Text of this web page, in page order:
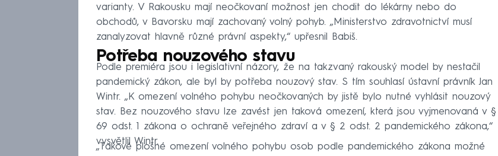
varianty. V Rakousku mají neočkovaní možnost jen chodit do lékárny nebo do
obchodů, v Bavorsku mají zachovaný volný pohyb. „Ministerstvo zdravotnictví musí
zanalyzovat hlavně různé právní aspekty,“ upřesnil Babiš.
Potřeba nouzového stavu
Podle premiéra jsou i legislativní názory, že na takzvaný rakouský model by nestačil
pandemický zákon, ale byl by potřeba nouzový stav. S tím souhlasí ústavní právník Jan
Wintr. „K omezení volného pohybu neočkovaných by jistě bylo nutné vyhlásit nouzový
stav. Bez nouzového stavu lze zavést jen taková omezení, která jsou vyjmenovaná v §
69 odst. 1 zákona o ochraně veřejného zdraví a v § 2 odst. 2 pandemického zákona,“
vysvětlil Wintr.
„Takové plošné omezení volného pohybu osob podle pandemického zákona možné